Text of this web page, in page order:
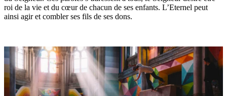
roi de la vie et du cœur de chacun de ses enfants. L’Eternel peut
ainsi agir et combler ses fils de ses dons.